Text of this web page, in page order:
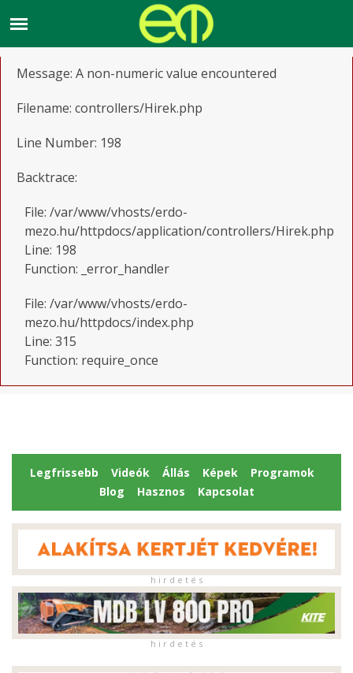
A PHP Error was encountered
Message: A non-numeric value encountered
Filename: controllers/Hirek.php
Line Number: 198
Backtrace:
File: /var/www/vhosts/erdo-
mezo.hu/httpdocs/application/controllers/Hirek.php
Line: 198
Function: _error_handler
File: /var/www/vhosts/erdo-
mezo.hu/httpdocs/index.php
Line: 315
Function: require_once
Legfrissebb Videók Állás Képek
Programok
Blog
Hasznos Kapcsolat
h i r d e t é s
h i r d e t é s